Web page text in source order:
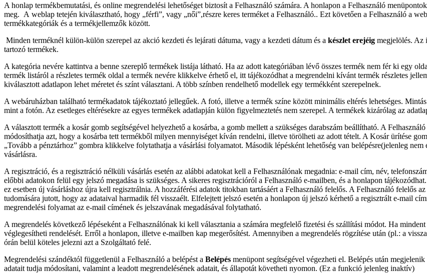
A honlap termékbemutatási, és online megrendelési lehetőséget biztosít a Felhasználó számára. A honlapon a Felhasználó
meg. A weblap tetején kiválasztható, hogy „férfi”, vagy „női”,részre keres terméket a Felhasználó.. Ezt követően a Felhasználó a
termékkategóriák és a termékjellemzők között.
Minden terméknél külön-külön szerepel az akció kezdeti és lejárati dátuma, vagy a kezdeti dátum és a készlet erejéig megjelölés. Az
tartozó termékek.
A kategória nevére kattintva a benne szereplő termékek listája látható. Ha az adott kategóriában lévő összes termék nem fér ki egy
termék listáról a részletes termék oldal a termék nevére klikkelve érhető el, itt tájékozódhat a megrendelni kívánt termék részletes
kiválasztott adatlapon lehet méretet és színt választani. A több színben rendelhető modellek egy termékként szerepelnek.
A webáruházban található termékadatok tájékoztató jellegűek. A fotó, illetve a termék színe között minimális eltérés lehetséges.
mint a fotón. Az esetleges eltérésekre az egyes termékek adatlapján külön figyelmeztetés nem szerepel. A termékek kizárólag az
A választott termék a kosár gomb segítségével helyezhető a kosárba, a gomb mellett a szükséges darabszám beállítható. A
módosíthatja azt, hogy a kosárba tett termékből milyen mennyiséget kíván rendelni, illetve törölheti az adott tételt. A Kosár ürítése
„Tovább a pénztárhoz” gombra klikkelve folytathatja a vásárlási folyamatot. Második lépésként lehetőség van belépésre(jelenleg
vásárlásra.
A regisztráció, és a regisztráció nélküli vásárlás esetén az alábbi adatokat kell a Felhasználónak megadnia: e-mail cím, név,
előbbi adatokon felül egy jelszó megadása is szükséges. A sikeres regisztrációról a Felhasználó e-mailben, és a honlapon
ez esetben új vásárláshoz újra kell regisztrálnia. A hozzáférési adatok titokban tartásáért a Felhasználó felelős. A Felhasználó felelős
tudomására jutott, hogy az adataival harmadik fél visszaélt. Elfelejtett jelszó esetén a honlapon új jelszó kérhető a regisztrált e-mail
megrendelési folyamat az e-mail címének és jelszavának megadásával folytatható.
A megrendelés következő lépéseként a Felhasználónak ki kell választania a számára megfelelő fizetési és szállítási módot. Ha
véglegesítheti rendelését. Erről a honlapon, illetve e-mailben kap megerősítést. Amennyiben a megrendelés rögzítése után (pl.: a
órán belül köteles jelezni azt a Szolgáltató felé.
Megrendelési szándéktól függetlenül a Felhasználó a belépést a Belépés menüpont segítségével végezheti el. Belépés után megjelenik
adatait tudja módosítani, valamint a leadott megrendelésének adatait, és állapotát követheti nyomon. (Ez a funkció jelenleg inaktív)